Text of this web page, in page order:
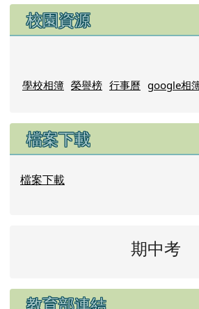
校園資源
學校相簿 榮譽榜 行事曆 google相簿
檔案下載
檔案下載
期中考
右邊區域內容
教育部連結